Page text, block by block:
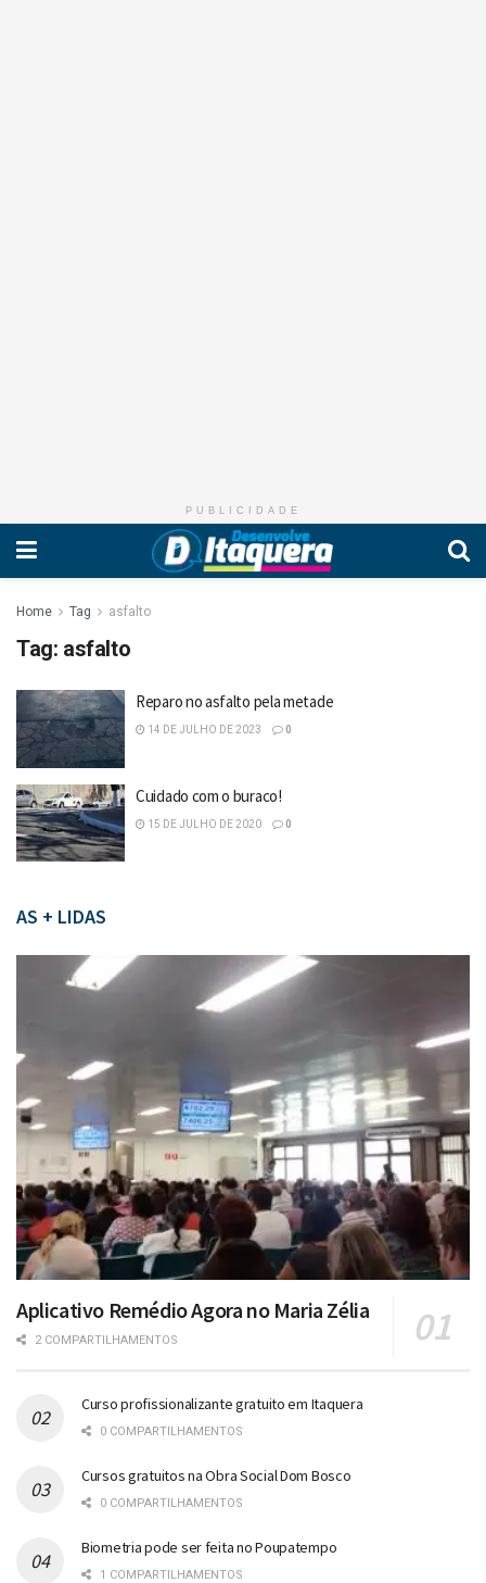
PUBLICIDADE
Home Tag asfalto
Tag: asfalto
Reparo no asfalto pela metade
14 DE JULHO DE 2023 0
Cuidado com o buraco!
15 DE JULHO DE 2020 0
AS + LIDAS
Aplicativo Remédio Agora no Maria Zélia
2 COMPARTILHAMENTOS
Curso profissionalizante gratuito em Itaquera
0 COMPARTILHAMENTOS
Cursos gratuitos na Obra Social Dom Bosco
0 COMPARTILHAMENTOS
Biometria pode ser feita no Poupatempo
1 COMPARTILHAMENTOS